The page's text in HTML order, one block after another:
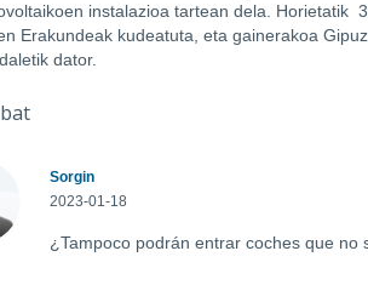
instalazioa tartean dela. Horietatik
Erakundeak kudeatuta, eta gainerakoa
dator.
Sorgin
2023-01-18
¿Tampoco podrán entrar coches que